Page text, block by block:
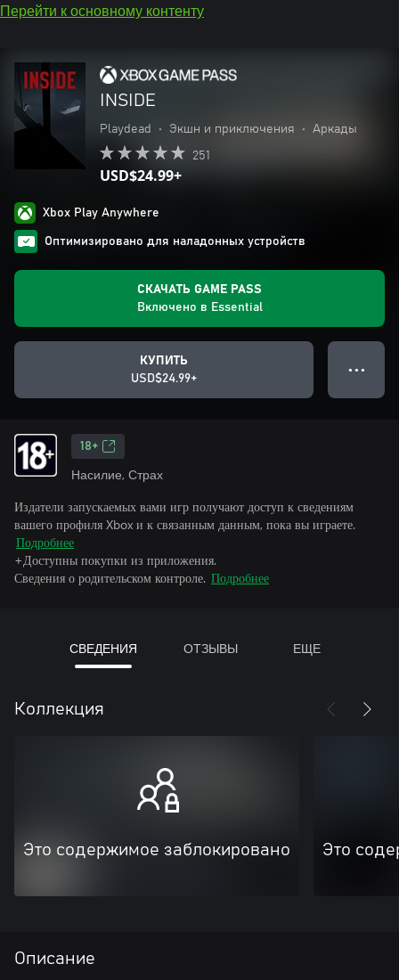
Перейти к основному контенту
INSIDE
Playdead • Экшн и приключения • Аркады
251
USD$24.99+
Xbox Play Anywhere
Оптимизировано для наладонных устройств
СКАЧАТЬ GAME PASS
Включено в Essential
КУПИТЬ
USD$24.99+
● ● ●
18+
Насилие, Страх
Издатели запускаемых вами игр получают доступ к сведениям
вашего профиля Xbox и к связанным данным, пока вы играете.
Подробнее
+Доступны покупки из приложения.
Сведения о родительском контроле. Подробнее
СВЕДЕНИЯ ОТЗЫВЫ ЕЩЕ
Коллекция
Это содержимое заблокировано Это
Описание